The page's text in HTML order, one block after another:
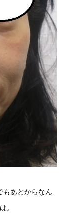
もあとからなん
。